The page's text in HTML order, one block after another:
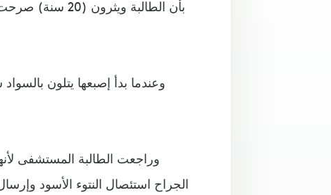
وعندما بدأ إصبعها يتلون
وراجعت الطالبة المستشفى
الجراح استئصال النتوء الأسود